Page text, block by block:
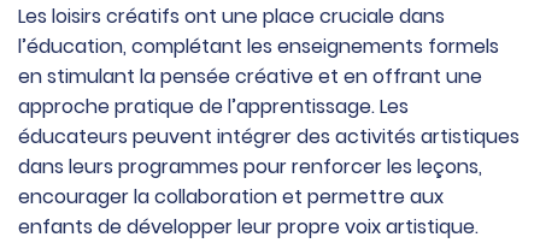
Les loisirs créatifs ont une place cruciale dans
l’éducation, complétant les enseignements formels
en stimulant la pensée créative et en offrant une
approche pratique de l’apprentissage. Les
éducateurs peuvent intégrer des activités artistiques
dans leurs programmes pour renforcer les leçons,
encourager la collaboration et permettre aux
enfants de développer leur propre voix artistique.